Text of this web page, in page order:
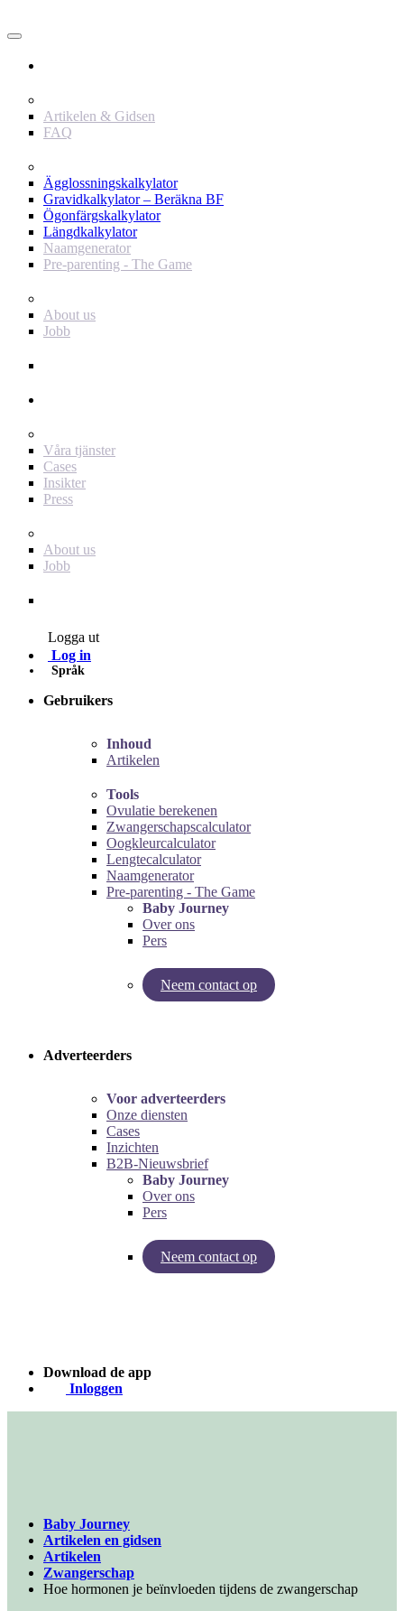
Artikelen & Gidsen
FAQ
Ägglossningskalkylator
Gravidkalkylator – Beräkna BF
Ögonfärgskalkylator
Längdkalkylator
Naamgenerator
Pre-parenting - The Game
About us
Jobb
Våra tjänster
Cases
Insikter
Press
About us
Jobb
Logga ut
Log in
Språk
Gebruikers
Inhoud
Artikelen
Tools
Ovulatie berekenen
Zwangerschapscalculator
Oogkleurcalculator
Lengtecalculator
Naamgenerator
Pre-parenting - The Game
Baby Journey
Over ons
Pers
Neem contact op
Try our pregnancy calculator!
Adverteerders
Voor adverteerders
Onze diensten
Cases
Inzichten
B2B-Nieuwsbrief
Baby Journey
Over ons
Pers
Neem contact op
Inzichten van Baby Journey
Download de app
Inloggen
Baby Journey
Artikelen en gidsen
Artikelen
Zwangerschap
Hoe hormonen je beïnvloeden tijdens de zwangerschap